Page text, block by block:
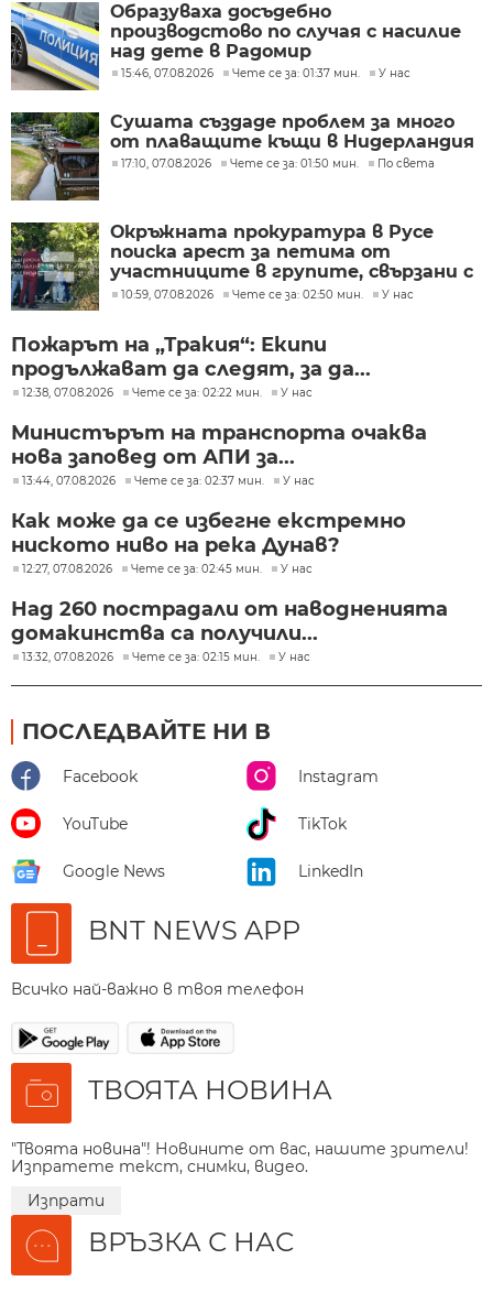
Образуваха досъдебно
производстово по случая с насилие
над дете в Радомир
15:46, 07.08.2026 Чете се за: 01:37 мин. У нас
Сушата създаде проблем за много
от плаващите къщи в Нидерландия
17:10, 07.08.2026 Чете се за: 01:50 мин. По света
Окръжната прокуратура в Русе
поиска арест за петима от
участниците в групите, свързани с
разбитата лаборатория за
10:59, 07.08.2026 Чете се за: 02:50 мин. У нас
Пожарът на „Тракия“: Екипи
продължават да следят, за да...
12:38, 07.08.2026 Чете се за: 02:22 мин. У нас
Министърът на транспорта очаква
нова заповед от АПИ за...
13:44, 07.08.2026 Чете се за: 02:37 мин. У нас
Как може да се избегне екстремно
ниското ниво на река Дунав?
12:27, 07.08.2026 Чете се за: 02:45 мин. У нас
Над 260 пострадали от наводненията
домакинства са получили...
13:32, 07.08.2026 Чете се за: 02:15 мин. У нас
ПОСЛЕДВАЙТЕ НИ В
Facebook Instagram
YouTube TikTok
Google News LinkedIn
BNT NEWS APP
Всичко най-важно в твоя телефон
ТВОЯТА НОВИНА
"Твоята новина"! Новините от вас, нашите зрители!
Изпратете текст, снимки, видео.
Изпрати
ВРЪЗКА С НАС